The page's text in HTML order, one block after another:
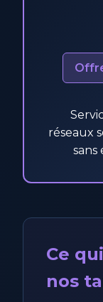
réseaux
Ce
nos